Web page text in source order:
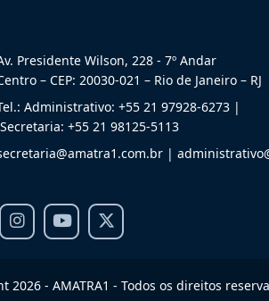
Presidente Wilson, 228 - 7º Andar
– CEP: 20030-021 – Rio de Janeiro – RJ
Administrativo: +55 21 97928-6273 |
Secretaria: +55 21 98125-5113
|
2026 - AMATRA1 - Todos os direitos